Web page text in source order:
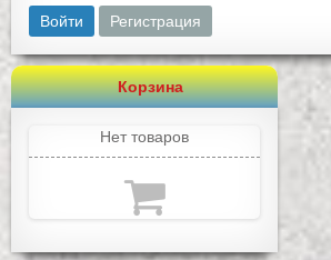
Войти Регистрация
Корзина
Нет товаров